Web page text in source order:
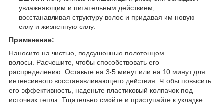
увлажняющим и питательным действием,
восстанавливая структуру волос и придавая им новую
силу и жизненную силу.
Применение:
Нанесите на чистые, подсушенные полотенцем
волосы. Расчешите, чтобы способствовать его
распределению. Оставьте на 3-5 минут или на 10 минут для
интенсивного восстанавливающего действия. Чтобы повысить
его эффективность, наденьте пластиковый колпачок под
источник тепла. Тщательно смойте и приступайте к укладке.